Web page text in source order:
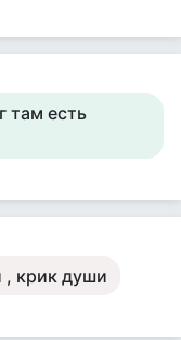
там есть
, крик души